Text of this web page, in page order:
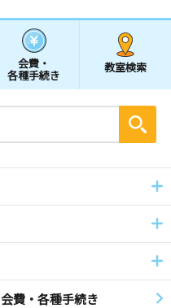
会費・
各種手続き
教室検索
会費・各種手続き